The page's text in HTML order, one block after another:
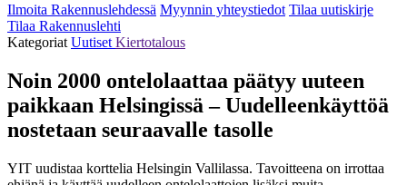
Ilmoita Rakennuslehdessä Myynnin yhteystiedot Tilaa uutiskirje
Tilaa Rakennuslehti
Kategoriat Uutiset Kiertotalous
Noin 2000 ontelolaattaa päätyy uuteen
paikkaan Helsingissä – Uudelleenkäyttöä
nostetaan seuraavalle tasolle
YIT uudistaa korttelia Helsingin Vallilassa. Tavoitteena on irrottaa